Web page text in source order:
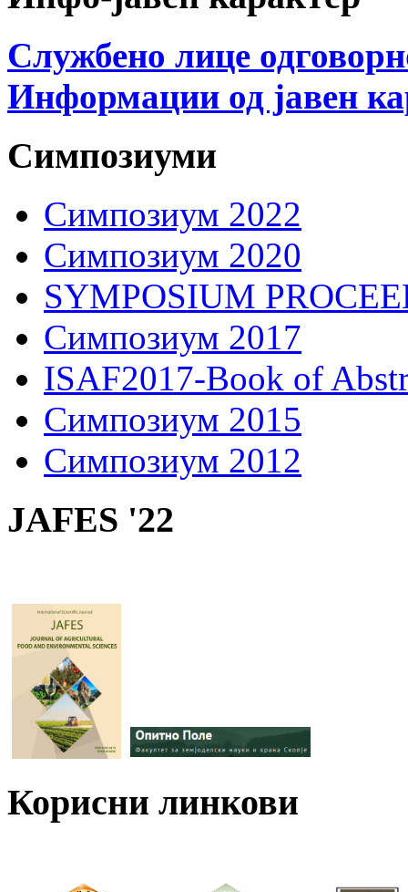
Службено лице
Информации од јавен
Симпозиуми
Симпозиум 2022
Симпозиум 2020
SYMPOSIUM
Симпозиум 2017
ISAF2017-Book of
Симпозиум 2015
Симпозиум 2012
JAFES '22
Корисни линкови